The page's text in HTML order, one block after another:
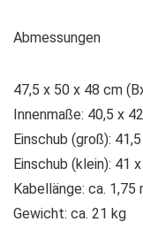
Abmessungen
47,5 x 50 x 48 cm
Innenmaße: 40,5 x
Einschub (groß):
Einschub (klein): 41
Kabellänge: ca. 1,75
Gewicht: ca. 21 kg